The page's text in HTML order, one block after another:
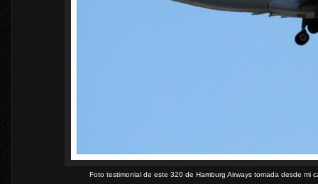
Foto testimonial de este 320 de Hamburg Airways tomada desde mi